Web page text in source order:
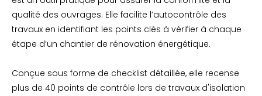
qualité des ouvrages. Elle facilite l’autocontrôle des
travaux en identifiant les points clés à vérifier à chaque
étape d’un chantier de rénovation énergétique.
Conçue sous forme de checklist détaillée, elle recense
plus de 40 points de contrôle lors de travaux d'isolation